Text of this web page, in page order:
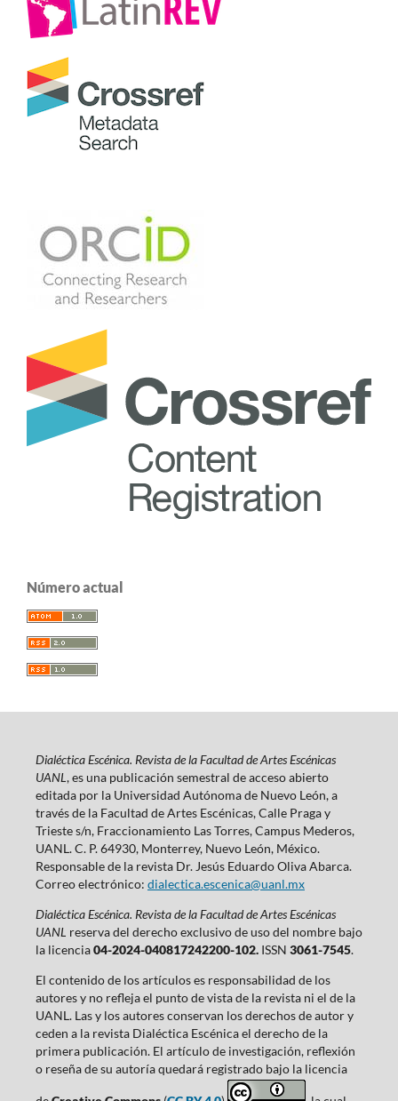
Número actual
Dialéctica Escénica. Revista de la Facultad de Artes Escénicas
UANL, es una publicación semestral de acceso abierto
editada por la Universidad Autónoma de Nuevo León, a
través de la Facultad de Artes Escénicas, Calle Praga y
Trieste s/n, Fraccionamiento Las Torres, Campus Mederos,
UANL. C. P. 64930, Monterrey, Nuevo León, México.
Responsable de la revista Dr. Jesús Eduardo Oliva Abarca.
Correo electrónico: dialectica.escenica@uanl.mx
Dialéctica Escénica. Revista de la Facultad de Artes Escénicas
UANL reserva del derecho exclusivo de uso del nombre bajo
la licencia04-2024-040817242200-102.ISSN 3061-7545.
El contenido de los artículos es responsabilidad de los
autores y no refleja el punto de vista de la revista ni el de la
UANL. Las y los autores conservan los derechos de autor y
ceden a la revista Dialéctica Escénica el derecho de la
primera publicación. El artículo de investigación, reflexión
o reseña de su autoría quedará registrado bajo la licencia